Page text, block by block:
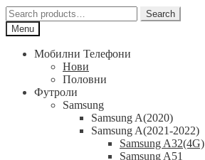
Search
for:
Search
Menu
Мобилни Телефони
Нови
Половни
Футроли
Samsung
Samsung A(2020)
Samsung A(2021-2022)
Samsung A32(4G)
Samsung A51